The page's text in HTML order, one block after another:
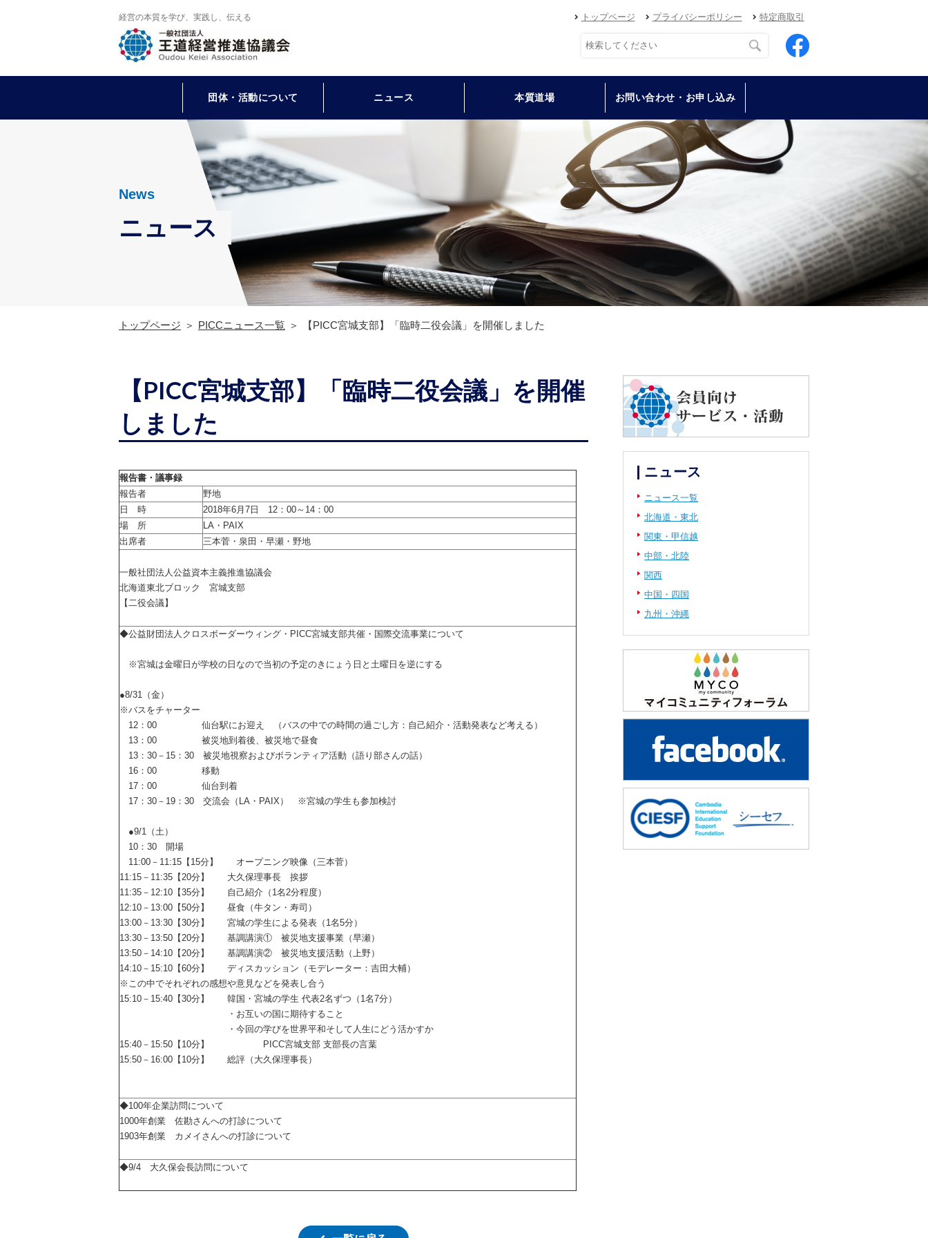
経営の本質を学び、実践し、伝える トップページ プライバシーポリシー 特定商取引
団体・活動について ニュース 本質道場 お問い合わせ・お申し込み
News
ニュース
トップページ PICCニュース一覧 【PICC宮城支部】「臨時二役会議」を開催しました
【PICC宮城支部】「臨時二役会議」を開催
しました
報告書・議事録
報告者
野地
日 時
2018年6月7日 12：00～14：00
場 所
LA・PAIX
出席者
三本菅・泉田・早瀬・野地
一般社団法人公益資本主義推進協議会
北海道東北ブロック 宮城支部
【二役会議】
◆公益財団法人クロスボーダーウィング・PICC宮城支部共催・国際交流事業について
※宮城は金曜日が学校の日なので当初の予定のきにょう日と土曜日を逆にする
●8/31（金）
※バスをチャーター
12：00 仙台駅にお迎え （バスの中での時間の過ごし方：自己紹介・活動発表など考える）
13：00 被災地到着後、被災地で昼食
13：30－15：30 被災地視察およびボランティア活動（語り部さんの話）
16：00 移動
17：00 仙台到着
17：30－19：30 交流会（LA・PAIX） ※宮城の学生も参加検討
●9/1（土）
10：30 開場
11:00－11:15【15分】 オープニング映像（三本菅）
11:15－11:35【20分】 大久保理事長 挨拶
11:35－12:10【35分】 自己紹介（1名2分程度）
12:10－13:00【50分】 昼食（牛タン・寿司）
13:00－13:30【30分】 宮城の学生による発表（1名5分）
13:30－13:50【20分】 基調講演① 被災地支援事業（早瀬）
13:50－14:10【20分】 基調講演② 被災地支援活動（上野）
14:10－15:10【60分】 ディスカッション（モデレーター：吉田大輔）
※この中でそれぞれの感想や意見などを発表し合う
15:10－15:40【30分】 韓国・宮城の学生 代表2名ずつ（1名7分）
・お互いの国に期待すること
・今回の学びを世界平和そして人生にどう活かすか
15:40－15:50【10分】 PICC宮城支部 支部長の言葉
15:50－16:00【10分】 総評（大久保理事長）
◆100年企業訪問について
1000年創業 佐勘さんへの打診について
1903年創業 カメイさんへの打診について
◆9/4 大久保会長訪問について
ニュース
ニュース一覧
北海道・東北
関東・甲信越
中部・北陸
関西
中国・四国
九州・沖縄